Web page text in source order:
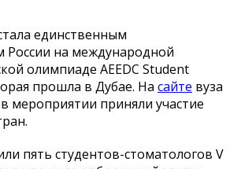
единственным
России на международной
олимпиаде AEEDC Student
прошла в Дубае. На сайте вуза
в мероприятии приняли участие
пять студентов-стоматологов V